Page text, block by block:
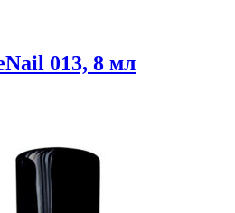
013, 8 мл